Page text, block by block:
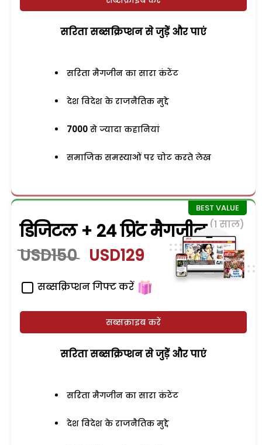
सरिता सब्सक्रिप्शन से जुड़ेें और पाएं
सरिता मैगजीन का सारा कंटेंट
देश विदेश के राजनैतिक मुद्दे
7000 से ज्यादा कहानियां
समाजिक समस्याओं पर चोट करते लेख
डिजिटल + 24 प्रिंट मैगजीन (1 साल)
USD150 USD129
सब्सक्रिप्शन गिफ्ट करें
सब्सक्राइब करें
सरिता सब्सक्रिप्शन से जुड़ेें और पाएं
सरिता मैगजीन का सारा कंटेंट
देश विदेश के राजनैतिक मुद्दे